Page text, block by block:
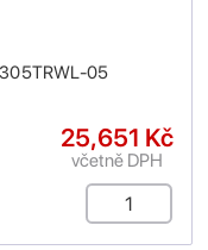
05
25,651 Kč
včetně DPH